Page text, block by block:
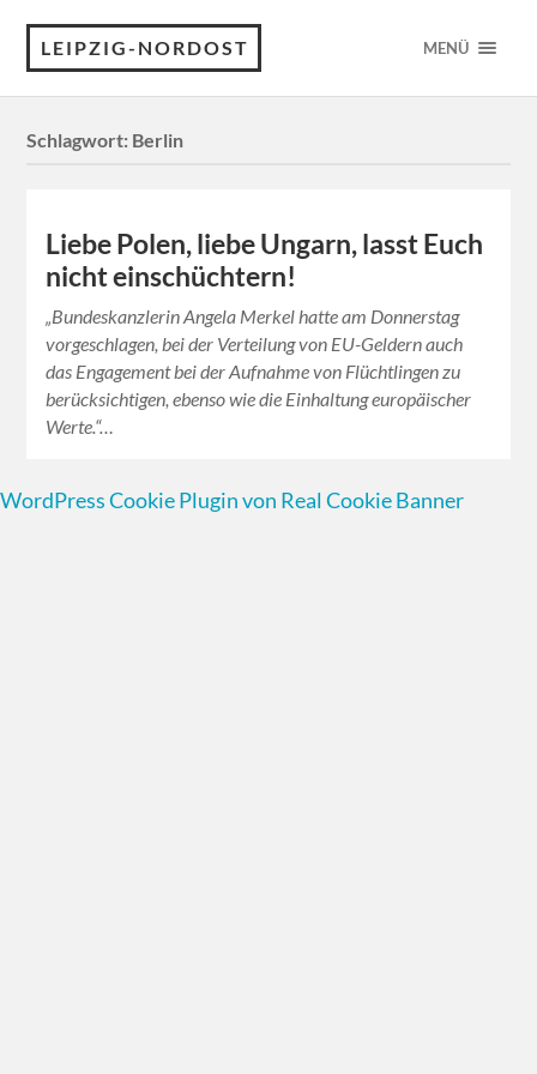
LEIPZIG-NORDOST MENÜ
Schlagwort: Berlin
Liebe Polen, liebe Ungarn, lasst Euch
nicht einschüchtern!
„Bundeskanzlerin Angela Merkel hatte am Donnerstag
vorgeschlagen, bei der Verteilung von EU-Geldern auch
das Engagement bei der Aufnahme von Flüchtlingen zu
berücksichtigen, ebenso wie die Einhaltung europäischer
Werte.“…
WordPress Cookie Plugin von Real Cookie Banner